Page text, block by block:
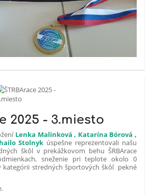
2025 - 3.miesto
Lenka Malinková , Katarína Bórová ,
Stolnyk úspešne reprezentovali našu
škôl v prekážkovom behu ŠRBArace
sneženie pri teplote okolo 0
kategórii stredných športových škôl pekné